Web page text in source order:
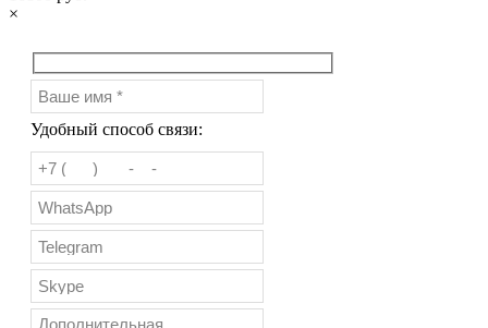
×
Удобный способ связи: